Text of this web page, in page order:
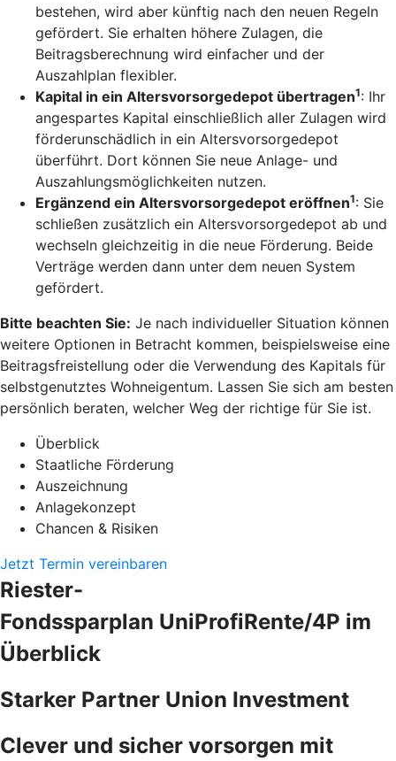
bestehen, wird aber künftig nach den neuen Regeln
gefördert. Sie erhalten höhere Zulagen, die
Beitragsberechnung wird einfacher und der
Auszahlplan flexibler.
Kapital in ein Altersvorsorgedepot übertragen1: Ihr
angespartes Kapital einschließlich aller Zulagen wird
förderunschädlich in ein Altersvorsorgedepot
überführt. Dort können Sie neue Anlage- und
Auszahlungsmöglichkeiten nutzen.
Ergänzend ein Altersvorsorgedepot eröffnen1: Sie
schließen zusätzlich ein Altersvorsorgedepot ab und
wechseln gleichzeitig in die neue Förderung. Beide
Verträge werden dann unter dem neuen System
gefördert.
Bitte beachten Sie: Je nach individueller Situation können
weitere Optionen in Betracht kommen, beispielsweise eine
Beitragsfreistellung oder die Verwendung des Kapitals für
selbstgenutztes Wohneigentum. Lassen Sie sich am besten
persönlich beraten, welcher Weg der richtige für Sie ist.
Überblick
Staatliche Förderung
Auszeichnung
Anlagekonzept
Chancen & Risiken
Jetzt Termin vereinbaren
Riester-
Fondssparplan UniProfiRente/4P im
Überblick
Starker Partner Union Investment
Clever und sicher vorsorgen mit